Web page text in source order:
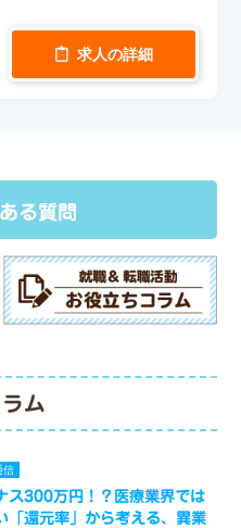
求人の詳細
る質問
ム
信
ス300万円！？医療業界では
「還元率」から考える、異業